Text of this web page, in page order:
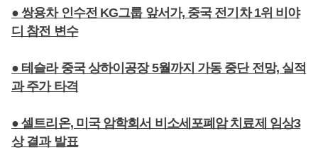
● 쌍용차 인수전 KG그룹 앞서가, 중국 전기차 1위 비야
디 참전 변수
● 테슬라 중국 상하이공장 5월까지 가동 중단 전망, 실적
과 주가 타격
● 셀트리온, 미국 암학회서 비소세포폐암 치료제 임상3
상 결과 발표